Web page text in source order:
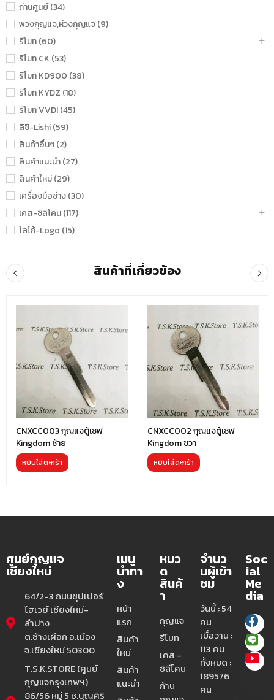
ถ่านศูนย์ (34)
พวงกุญแจ,ห่วงกุญแจ (9)
รีโมท (60)
รีโมท CK (53)
รีโมท KD900 (38)
รีโมท KYDZ (18)
รีโมท VVDI (45)
ลิชิ-Lishi (59)
สินค้าอื่นๆ (2)
สินค้าแนะนำ (27)
สินค้าใหม่ (29)
เครื่องมือช่าง (30)
เคส-ซิลิโคน (117)
โลโก้-Logo (15)
สินค้าที่เกี่ยวข้อง
CNXCC003 กุญแจตู้เซฟ
Kingdom ซ้าย
หยิบใส่ตะกร้า
CNXCC002 กุญแจตู้เซฟ
Kingdom ขวา
หยิบใส่ตะกร้า
ศูนย์กุญแจ
เชียงใหม่
64/2-3 ถนนซุปเปอร์
ไฮเวย์ เชียงใหม่-
ลำปาง
ต.ช้างเผือก อ.เมือง
จ.เชียงใหม่ 50300
T.S.K.STORE (ศูนย์
กุญแจกรุงเทพฯ)
86/56 หมู่ 5 ซ.บุญศิริ
เมนู
นำทา
ง
หน้า
แรก
สินค้า
ใหม่
สินค้า
แนะนำ
หมว
ด
สินค้
า
กุญแจ
รีโมท
เคส -
ซิลีโคน
ก้าน
จำนว
นผู้เข้า
ชม
วันนี้ : 54
คน
เมื่อวาน :
113 คน
ทั้งหมด :
189576
คน
Soc
ial
Me
dia